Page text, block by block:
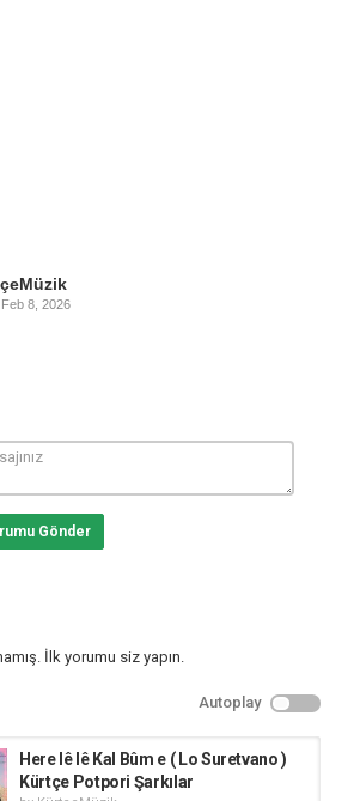
Feb 8, 2026
Gönder
İlk yorumu siz yapın.
Autoplay
Here lê lê Kаl Bûm e ( Lo Suretvano )
Kürtçe Potpori Şarkılar